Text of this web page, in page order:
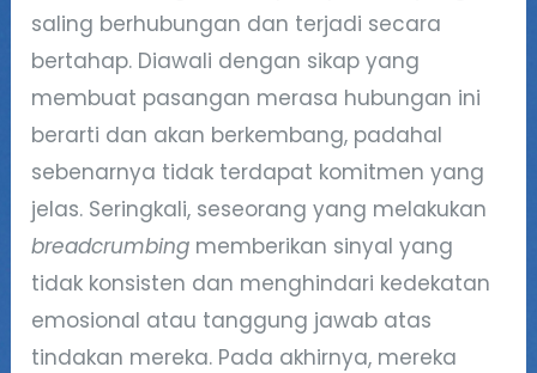
saling berhubungan dan terjadi secara
bertahap. Diawali dengan sikap yang
membuat pasangan merasa hubungan ini
berarti dan akan berkembang, padahal
sebenarnya tidak terdapat komitmen yang
jelas. Seringkali, seseorang yang melakukan
breadcrumbing memberikan sinyal yang
tidak konsisten dan menghindari kedekatan
emosional atau tanggung jawab atas
tindakan mereka. Pada akhirnya, mereka